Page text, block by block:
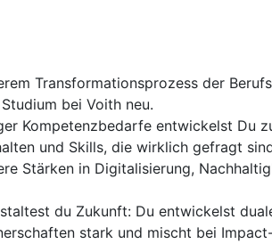
Transformationsprozess der
bei Voith neu.
Kompetenzbedarfe entwickelst Du
und Skills, die wirklich gefragt
Stärken in Digitalisierung,
du Zukunft: Du entwickelst
stark und mischt bei